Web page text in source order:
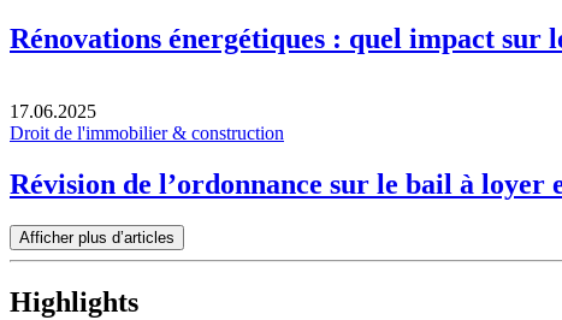
Rénovations énergétiques : quel impact sur
17.06.2025
Droit de l'immobilier & construction
Révision de l’ordonnance sur le bail à
Afficher plus d’articles
Highlights